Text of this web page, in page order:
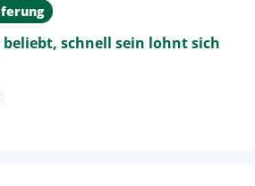
schnell sein lohnt sich
anzeigen